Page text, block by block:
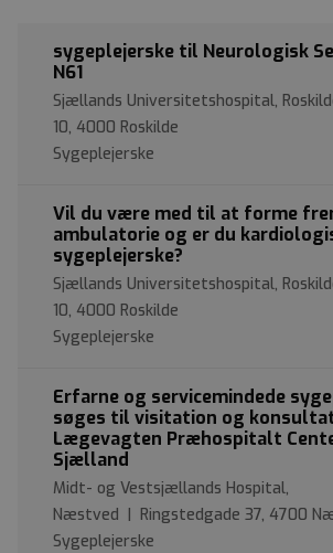
sygeplejerske til Neurologisk
N61
Sjællands Universitetshospital,
10, 4000 Roskilde
Sygeplejerske
Vil du være med til at forme
ambulatorie og er du
sygeplejerske?
Sjællands Universitetshospital,
10, 4000 Roskilde
Sygeplejerske
Erfarne og servicemindede
søges til visitation og
Lægevagten Præhospitalt
Sjælland
Midt- og Vestsjællands Hospital,
Næstved | Ringstedgade 37, 4700
Sygeplejerske